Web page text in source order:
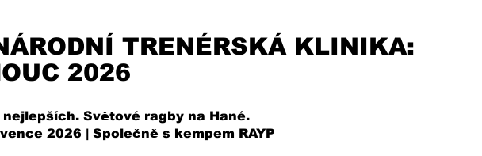
TRENÉRSKÁ KLINIKA:
2026
Světové ragby na Hané.
2026 | Společně s kempem RAYP